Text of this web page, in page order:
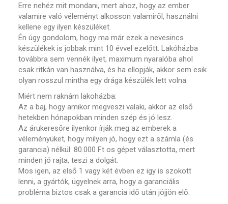
Erre nehéz mit mondani, mert ahoz, hogy az ember
valamire való véleményt alkosson valamiről, használni
kellene egy ilyen készüléket.
Én úgy gondolom, hogy ma már ezek a nevesincs
készülékek is jobbak mint 10 évvel ezelőtt. Lakóházba
továbbra sem vennék ilyet, maximum nyaralóba ahol
csak ritkán van használva, és ha ellopják, akkor sem esik
olyan rosszul mintha egy drága készülék lett volna.
Miért nem raknám lakoházba:
Az a baj, hogy amikor megveszi valaki, akkor az első
hetekben hónapokban minden szép és jó lesz.
Az árukeresőre ilyenkor írják meg az emberek a
véleményüket, hogy milyen jó, hogy ezt a számla (és
garancia) nélkül: 80.000 Ft os gépet választotta, mert
minden jó rajta, teszi a dolgát.
Mos igen, az első 1 vagy két évben ez igy is szokott
lenni, a gyártók, ügyelnek arra, hogy a garanciális
probléma biztos csak a garancia idő után jöjjön elő.